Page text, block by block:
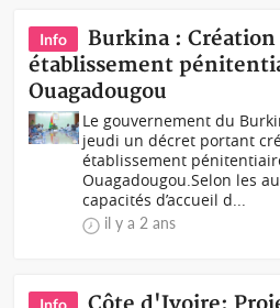
Info
Burkina :
établissement
Ouagadougou
Le gouvernement du
jeudi un décret portant
établissement
Ouagadougou.Selon les
capacités d’accueil d...
il y a 2 ans
Info